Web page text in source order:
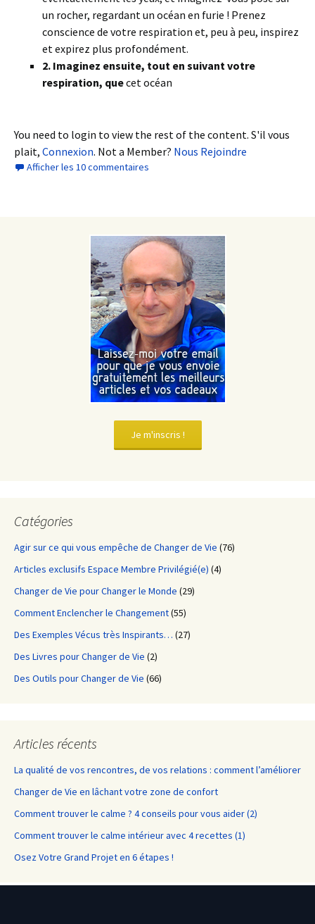
un rocher, regardant un océan en furie ! Prenez
conscience de votre respiration et, peu à peu, inspirez
et expirez plus profondément.
2. Imaginez ensuite, tout en suivant votre
respiration, quecet océan
You need to login to view the rest of the content. S'il vous
plait, Connexion. Not a Member? Nous Rejoindre
Afficher les 10 commentaires
Je m'inscris !
Catégories
Agir sur ce qui vous empêche de Changer de Vie (76)
Articles exclusifs Espace Membre Privilégié(e) (4)
Changer de Vie pour Changer le Monde (29)
Comment Enclencher le Changement(55)
Des Exemples Vécus très Inspirants… (27)
Des Livres pour Changer de Vie (2)
Des Outils pour Changer de Vie (66)
Articles récents
La qualité de vos rencontres, de vos relations : comment l’améliorer
Changer de Vie en lâchant votre zone de confort
Comment trouver le calme ? 4 conseils pour vous aider (2)
Comment trouver le calme intérieur avec 4 recettes (1)
Osez Votre Grand Projet en 6 étapes !